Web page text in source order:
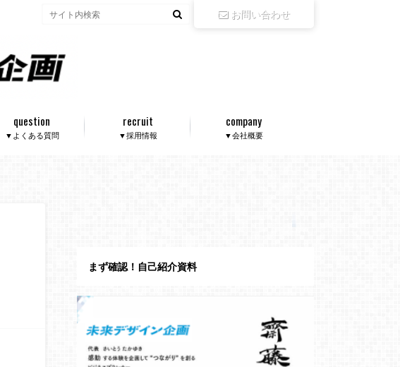
お問い合わせ
▼よくある質問
question
▼採用情報
recruit
▼会社概要
company
まず確認！自己紹介資料